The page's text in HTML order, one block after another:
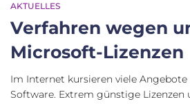
AKTUELLES
Verfahren wegen
Microsoft-Lizenzen
Im Internet kursieren viele
Software. Extrem günstige Lizenzen